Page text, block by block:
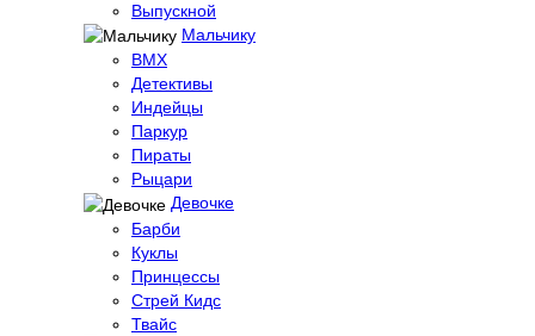
Выпускной
Мальчику
BMX
Детективы
Индейцы
Паркур
Пираты
Рыцари
Девочке
Барби
Куклы
Принцессы
Стрей Кидс
Твайс